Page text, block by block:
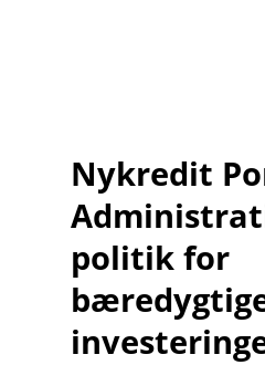
Nykredit
politik for